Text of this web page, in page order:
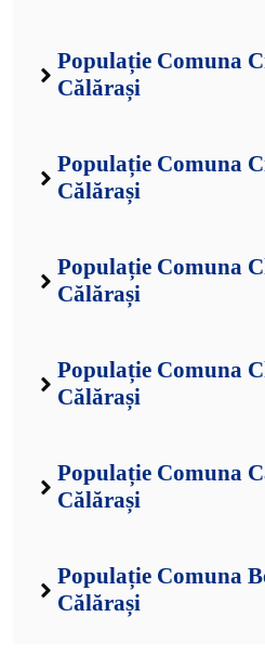
Populație Comuna
Călărași
Populație Comuna
Călărași
Populație Comuna
Călărași
Populație Comuna
Călărași
Populație Comuna
Călărași
Populație Comuna
Călărași